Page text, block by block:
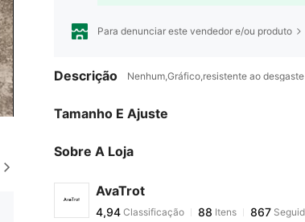
Para denunciar este vendedor e/ou produto
Descrição Nenhum,Gráfico,resistente ao desgaste
Tamanho E Ajuste
Sobre A Loja
AvaTrot
4,94
4,94
a***aseguido1 dia atrás